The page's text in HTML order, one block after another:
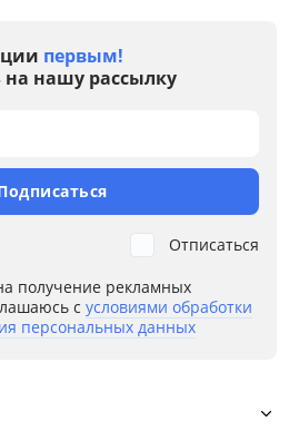
первым!
нашу рассылку
получение рекламных
с условиями обработки
персональных данных
Отписаться